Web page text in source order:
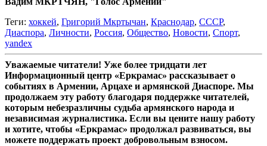
Теги: хоккей, Григорий Мкртычан, Краснодар, СССР,
Диаспора, Личности, Россия, Общество, Новости, Спорт,
yandex
Уважаемые читатели! Уже более тридцати лет
Информационный центр «Еркрамас» рассказывает о
событиях в Армении, Арцахе и армянской Диаспоре. Мы
продолжаем эту работу благодаря поддержке читателей,
которым небезразличны судьба армянского народа и
независимая журналистика. Если вы цените нашу работу
и хотите, чтобы «Еркрамас» продолжал развиваться, вы
можете поддержать проект добровольным взносом.